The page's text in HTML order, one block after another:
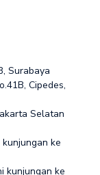
Surabaya
Cipedes,
Selatan
ke
kunjungan ke